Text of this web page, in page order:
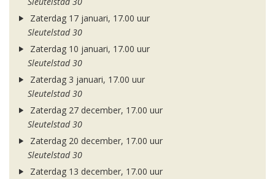
Zaterdag 17 januari, 17.00 uur
Sleutelstad 30
Zaterdag 10 januari, 17.00 uur
Sleutelstad 30
Zaterdag 3 januari, 17.00 uur
Sleutelstad 30
Zaterdag 27 december, 17.00 uur
Sleutelstad 30
Zaterdag 20 december, 17.00 uur
Sleutelstad 30
Zaterdag 13 december, 17.00 uur